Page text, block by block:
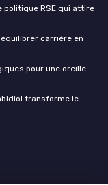
politique RSE qui attire
carrière en
pour une oreille
transforme le